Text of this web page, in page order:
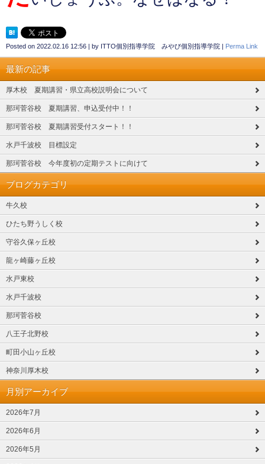
Posted on 2022.02.16 12:56 | by ITTO個別指導学院 みやび個別指導学院 | Perma Link
最新の記事
厚木校 夏期講習・県立高校説明会について
那珂菅谷校 夏期講習、申込受付中！！
那珂菅谷校 夏期講習受付スタート！！
水戸千波校 目標設定
那珂菅谷校 今年度初の定期テストに向けて
ブログカテゴリ
牛久校
ひたち野うしく校
守谷久保ヶ丘校
龍ヶ崎藤ヶ丘校
水戸東校
水戸千波校
那珂菅谷校
八王子北野校
町田小山ヶ丘校
神奈川厚木校
月別アーカイブ
2026年7月
2026年6月
2026年5月